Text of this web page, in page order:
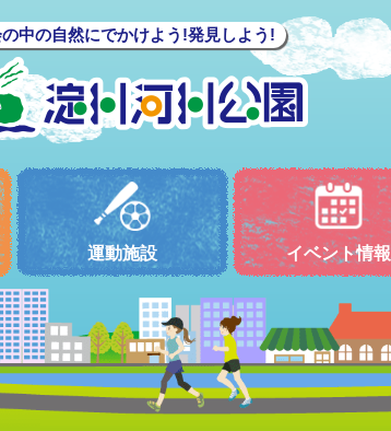
中の自然にでかけよう!発見しよう!
運動施設 イベント情報